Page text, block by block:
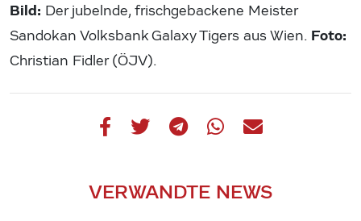
Bild: Der jubelnde, frischgebackene Meister
Sandokan Volksbank Galaxy Tigers aus Wien. Foto:
Christian Fidler (ÖJV).
VERWANDTE NEWS